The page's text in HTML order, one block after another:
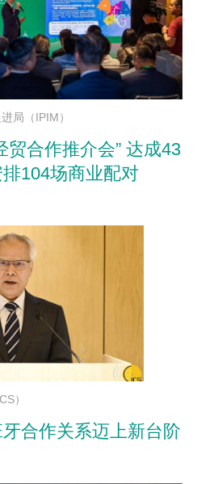
局（IPIM）
合作推介会” 达成43
104场商业配对
）
合作关系迈上新台阶